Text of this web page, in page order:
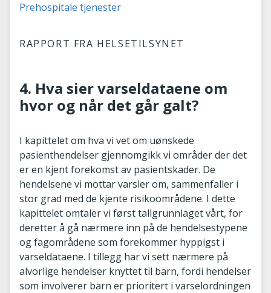
Prehospitale tjenester
RAPPORT FRA HELSETILSYNET
4. Hva sier varseldataene om
hvor og når det går galt?
I kapittelet om hva vi vet om uønskede
pasienthendelser gjennomgikk vi områder der det
er en kjent forekomst av pasientskader. De
hendelsene vi mottar varsler om, sammenfaller i
stor grad med de kjente risikoområdene. I dette
kapittelet omtaler vi først tallgrunnlaget vårt, for
deretter å gå nærmere inn på de hendelsestypene
og fagområdene som forekommer hyppigst i
varseldataene. I tillegg har vi sett nærmere på
alvorlige hendelser knyttet til barn, fordi hendelser
som involverer barn er prioritert i varselordningen